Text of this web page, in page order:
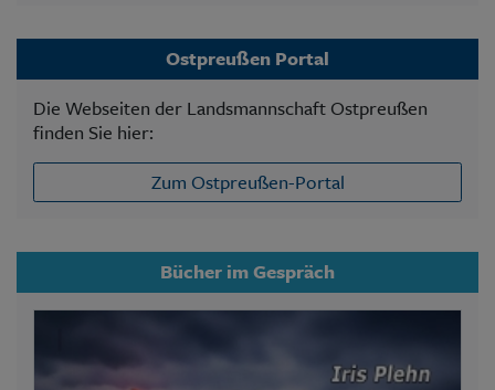
Ostpreußen Portal
Die Webseiten der Landsmannschaft Ostpreußen
finden Sie hier:
Zum Ostpreußen-Portal
Bücher im Gespräch